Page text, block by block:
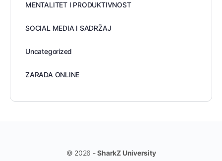
MENTALITET I PRODUKTIVNOST
SOCIAL MEDIA I SADRŽAJ
Uncategorized
ZARADA ONLINE
© 2026 -SharkZ University